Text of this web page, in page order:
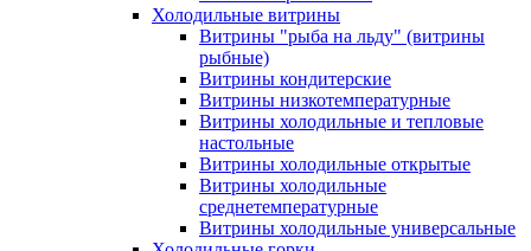
Холодильные витрины
Витрины "рыба на льду" (витрины
рыбные)
Витрины кондитерские
Витрины низкотемпературные
Витрины холодильные и тепловые
настольные
Витрины холодильные открытые
Витрины холодильные
среднетемпературные
Витрины холодильные универсальные